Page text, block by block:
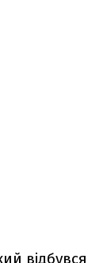
відбувся